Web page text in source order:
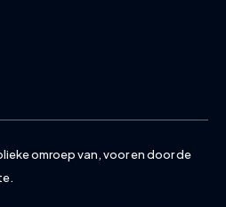
omroep van, voor en door de